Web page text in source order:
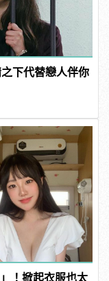
下代替戀人伴你
！掀起衣服也太